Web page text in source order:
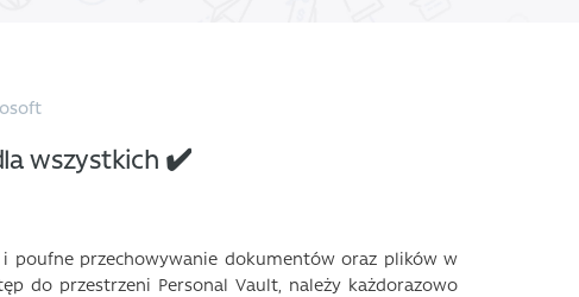
wszystkich ✔️
poufne przechowywanie dokumentów oraz plików w
do przestrzeni Personal Vault, należy każdorazowo